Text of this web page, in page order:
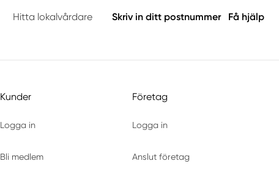
Hitta lokalvårdare Skriv in ditt postnummer Få hjälp
Kunder
Logga in
Bli medlem
Företag
Logga in
Anslut företag